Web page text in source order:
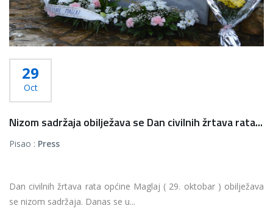
29
Oct
Nizom sadržaja obilježava se Dan civilnih žrtava rata...
Pisao : Press
Dan civilnih žrtava rata općine Maglaj ( 29. oktobar ) obilježava
se nizom sadržaja. Danas se u...